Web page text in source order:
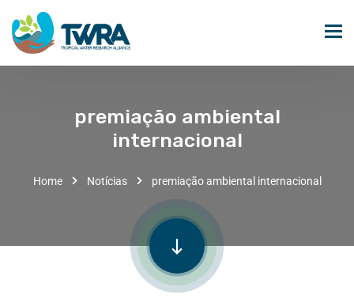
premiação ambiental
internacional
Home Notícias premiação ambiental internacional